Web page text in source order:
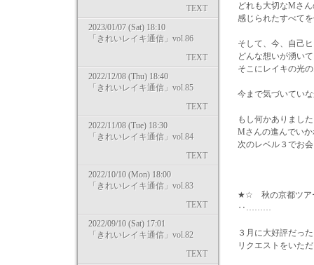
TEXT
2023/01/07 (Sat) 18:10
「きれいレイキ通信」vol.86
TEXT
2022/12/08 (Thu) 18:40
「きれいレイキ通信」vol.85
TEXT
2022/11/08 (Tue) 18:30
「きれいレイキ通信」vol.84
TEXT
2022/10/10 (Mon) 18:00
「きれいレイキ通信」vol.83
TEXT
2022/09/10 (Sat) 17:01
「きれいレイキ通信」vol.82
TEXT
どれも大切なMさ
感じられたすべて
そして、今、自己
どんな想いが湧い
そこにレイキの光
今まで気づいてい
もし何かありまし
Mさんの進んでい
次のレベル３でお
★☆ 秋の京都ツ
‥………
３月に大好評だっ
リクエストをいた